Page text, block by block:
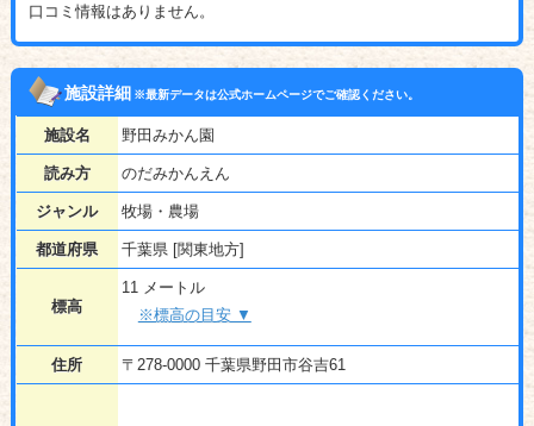
口コミ情報はありません。
施設詳細※最新データは公式ホームページでご確認ください。
施設名 野田みかん園
読み方 のだみかんえん
ジャンル 牧場・農場
都道府県 千葉県 [関東地方]
標高
11 メートル
※標高の目安 ▼
住所 〒278-0000 千葉県野田市谷吉61